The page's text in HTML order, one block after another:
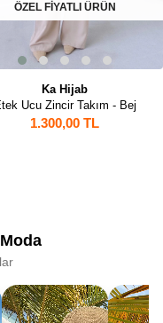
Ka Hijab
Ucu Zincir Takım - Bej
1.300,00 TL
ÖZEL FİYATLI ÜRÜN